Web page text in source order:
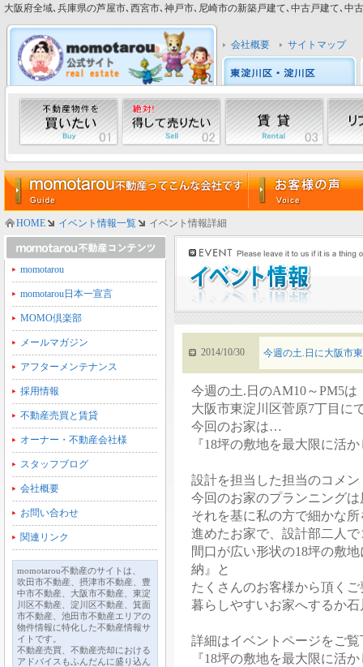
大阪府全域､兵庫県の芦屋市､西宮市､神戸市､尼崎市の新築戸建て､中古戸建て､中
会社概要 サイトマップ
HOME イベント情報一覧 イベント情報詳細
momotarou
momotarou日本一宣言
MOMO倶楽部
メールマガジン
アフターメンテナンス
採用情報
不動産売買と賃貸
オーナー・不動産会社様
スタッフブログ
会社概要
お問い合わせ
関連リンク
momotarou不動産のサイトは、
吹田市不動産、摂津市不動産、豊
中市不動産、大阪市不動産、東淀
川区不動産、淀川区不動産、箕面
市不動産、池田市不動産エリアの
物件情報に特化した不動産情報サ
イトです。
不動産売買、不動産売却における
アドバイスもふんだんに盛り込ん
2014/10/30 今週の土.日に大阪市
今週の土.日のAM10～PM5は
大阪市東淀川区菅原7丁目に
今回のお家は…
『18坪の敷地を最大限に活
設計を担当した担当のコメン
今回のお家のプランニング
それを基に私の方で細かな
進めたお家で、設計部二人
間口が広い形状の18坪の敷
納』と
たくさんのお客様から頂く
暮らしやすいお家へするか
詳細はイベントページをご
『18坪の敷地を最大限に活